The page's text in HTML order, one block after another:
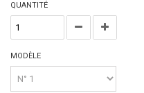
QUANTITÉ
MODÈLE